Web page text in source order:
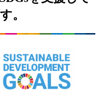
。